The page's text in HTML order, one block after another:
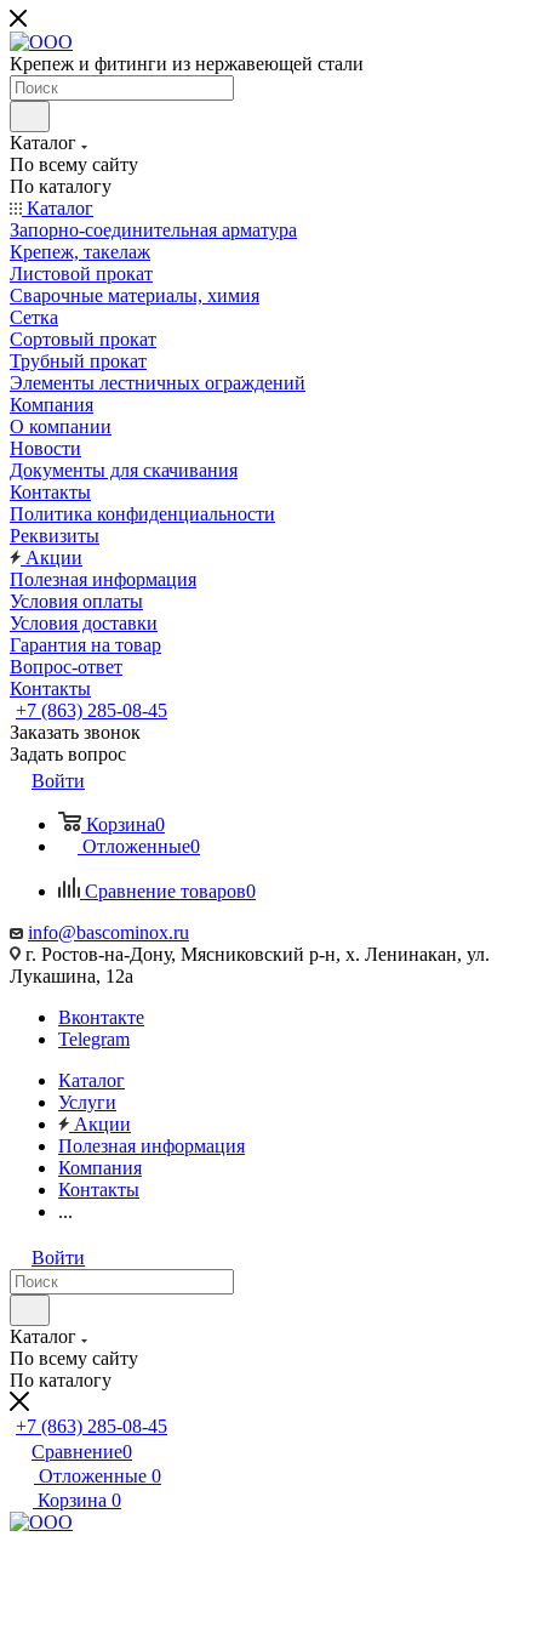
Крепеж и фитинги из нержавеющей стали
Каталог
По всему сайту
По каталогу
Каталог
Запорно-соединительная арматура
Крепеж, такелаж
Листовой прокат
Сварочные материалы, химия
Сетка
Сортовый прокат
Трубный прокат
Элементы лестничных ограждений
Компания
О компании
Новости
Документы для скачивания
Контакты
Политика конфиденциальности
Реквизиты
Акции
Полезная информация
Условия оплаты
Условия доставки
Гарантия на товар
Вопрос-ответ
Контакты
+7 (863) 285-08-45
Заказать звонок
Задать вопрос
Войти
Корзина0
Отложенные0
Сравнение товаров0
info@bascominox.ru
г. Ростов-на-Дону, Мясниковский р-н, х. Ленинакан, ул.
Лукашина, 12а
Вконтакте
Telegram
Каталог
Услуги
Акции
Полезная информация
Компания
Контакты
...
Войти
Каталог
По всему сайту
По каталогу
+7 (863) 285-08-45
Сравнение0
Отложенные 0
Корзина 0